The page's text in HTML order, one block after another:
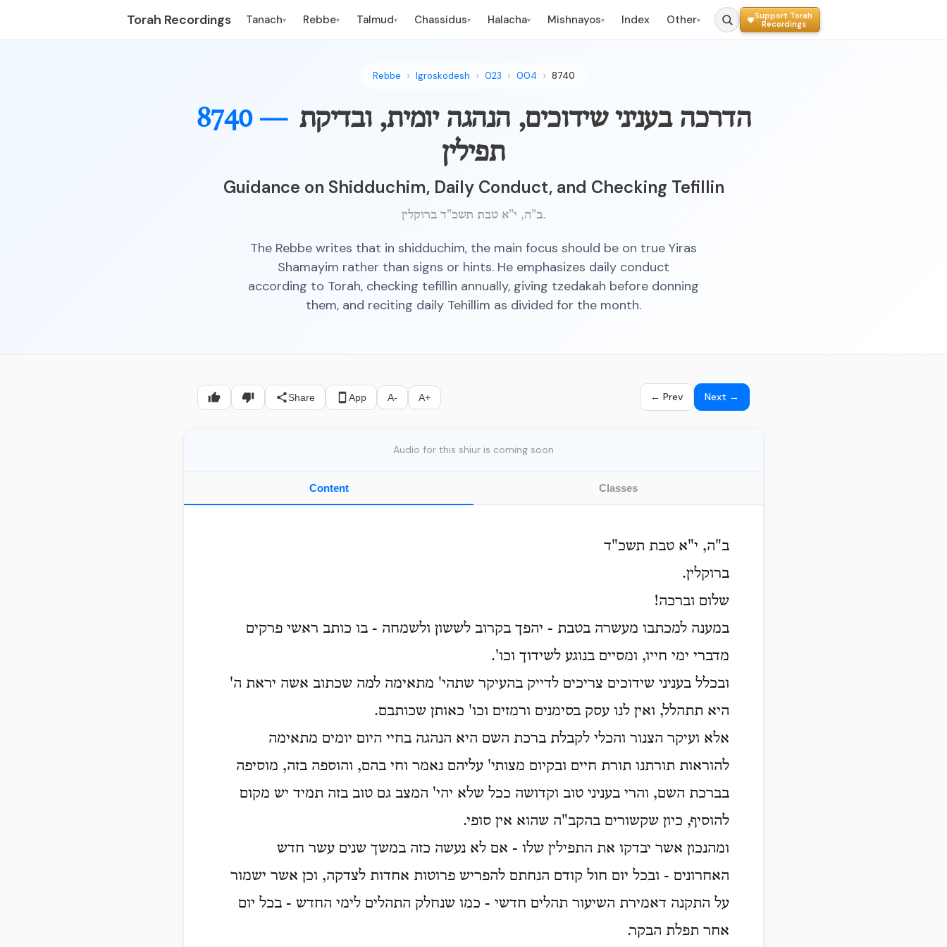
Torah Recordings Tanach▾ Rebbe▾ Talmud▾ Chassidus▾ Halacha▾ Mishnayos▾ Index Other▾
Support Torah
Recordings
Rebbe Igroskodesh 023 004 8740
8740 — הדרכה בעניני שידוכים, הנהגה יומית, ובדיקת
תפילין
Guidance on Shidduchim, Daily Conduct, and Checking Tefillin
ב"ה, י"א טבת תשכ"ד ברוקלין.
The Rebbe writes that in shidduchim, the main focus should be on true Yiras
Shamayim rather than signs or hints. He emphasizes daily conduct
according to Torah, checking tefillin annually, giving tzedakah before donning
them, and reciting daily Tehillim as divided for the month.
Share App A- A+ ← Prev Next →
Audio for this shiur is coming soon
Content Classes
ב"ה, י"א טבת תשכ"ד
ברוקלין.
שלום וברכה!
במענה למכתבו מעשרה בטבת - יהפך בקרוב לששון ולשמחה - בו כותב ראשי פרקים
מדברי ימי חייו, ומסיים בנוגע לשידוך וכו'.
ובכלל בעניני שידוכים צריכים לדייק בהעיקר שתהי' מתאימה למה שכתוב אשה יראת ה'
היא תתהלל, ואין לנו עסק בסימנים ורמזים וכו' כאותן שכותבם.
אלא ועיקר הצנור והכלי לקבלת ברכת השם היא הנהגה בחיי היום יומים מתאימה
להוראות תורתנו תורת חיים ובקיום מצותי' עליהם נאמר וחי בהם, והוספה בזה, מוסיפה
בברכת השם, והרי בעניני טוב וקדושה ככל שלא יהי' המצב גם טוב בזה תמיד יש מקום
להוסיף, כיון שקשורים בהקב"ה שהוא אין סופי.
ומהנכון אשר יבדקו את התפילין שלו - אם לא נעשה כזה במשך שנים עשר חדש
האחרונים - ובכל יום חול קודם הנחתם להפריש פרוטות אחדות לצדקה, וכן אשר ישמור
על התקנה דאמירת השיעור תהלים חדשי - כמו שנחלק התהלים לימי החדש - בכל יום
אחר תפלת הבקר.